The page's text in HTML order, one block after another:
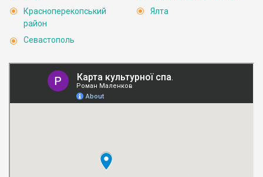
Красноперекопський
район
Севастополь
Ялта